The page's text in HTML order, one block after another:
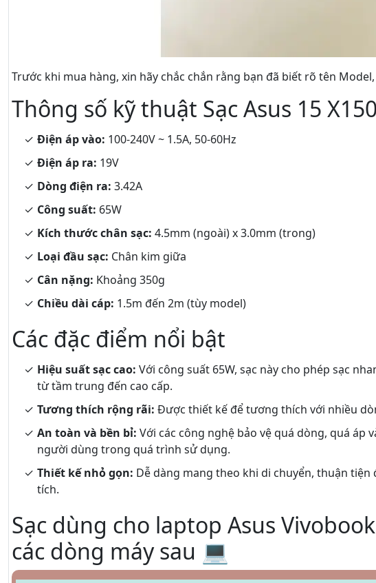
Trước khi mua hàng, xin hãy chắc chắn rằng bạn đã biết rõ tên
Thông số kỹ thuật Sạc Asus 15
Điện áp vào: 100-240V ~ 1.5A, 50-60Hz
Điện áp ra: 19V
Dòng điện ra: 3.42A
Công suất: 65W
Kích thước chân sạc: 4.5mm (ngoài) x 3.0mm (trong)
Loại đầu sạc: Chân kim giữa
Cân nặng: Khoảng 350g
Chiều dài cáp: 1.5m đến 2m (tùy model)
Các đặc điểm nổi bật
Hiệu suất sạc cao: Với công suất 65W, sạc này cho phép sạc
từ tầm trung đến cao cấp.
Tương thích rộng rãi: Được thiết kế để tương thích với nhiều
An toàn và bền bỉ: Với các công nghệ bảo vệ quá dòng, quá áp
người dùng trong quá trình sử dụng.
Thiết kế nhỏ gọn: Dễ dàng mang theo khi di chuyển, thuận
tích.
Sạc dùng cho laptop Asus
các dòng máy sau 💻